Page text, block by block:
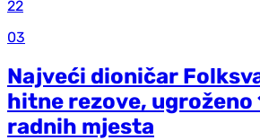
22
03
Najveći dioničar
hitne rezove, ugroženo
radnih mjesta